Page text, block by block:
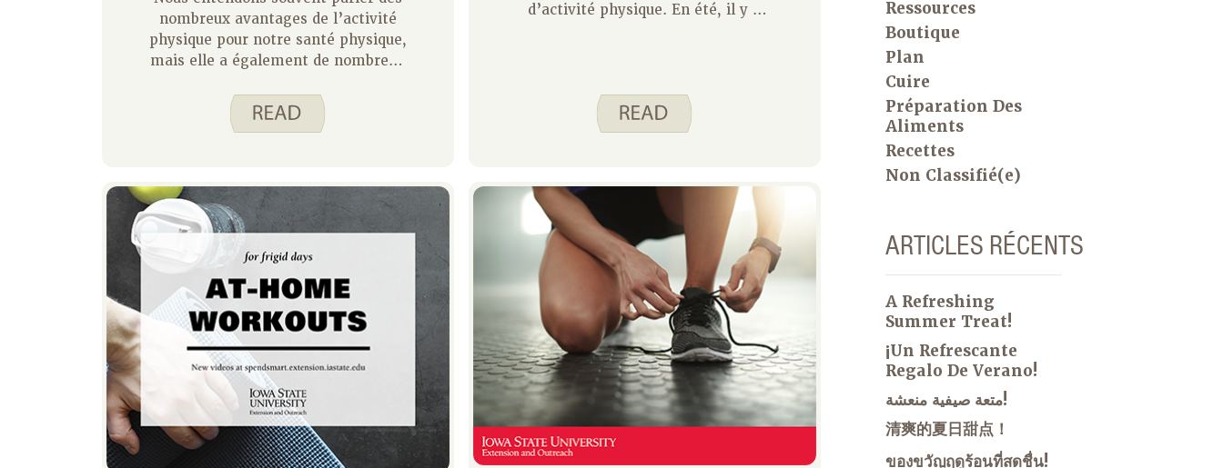
nombreux avantages de l’activité
physique pour notre santé physique,
mais elle a également de nombreux
mentale. La santé mentale et
physique sont étroitement liées. En
maladie cardiaque et votre risque de
dépression et d’anxiété. Et vous
n’avez pas besoin de vous entraîner
pendant de longues périodes pour
en tirer parti. De courtes périodes
d’activité physique tout au long de
la journée s’additionnent et font une
différence.
d’activité physique. En été, il y a
raccourcissent. Il est recommandé
de faire de l’exercice à un niveau
modéré pendant au moins 150
augmenter votre niveau d’activité
en hiver, ne vous inquiétez pas,
nous avons quelques idées !
Ressources
Boutique
Plan
Cuire
Préparation Des
Aliments
Recettes
Non Classifié(e)
ARTICLES RÉCENTS
A Refreshing
Summer Treat!
¡Un Refrescante
Regalo De Verano!
متعة صيفية منعشة!
清爽的夏日甜点！
ของขวัญฤดูร้อนที่สดชื่น!